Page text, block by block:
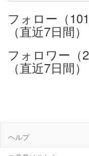
フォロー（
（直近7日間）
フォロワー（
（直近7日間）
ヘルプ